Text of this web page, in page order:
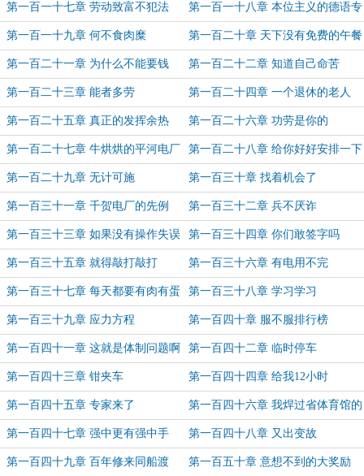
第一百一十七章 劳动致富不犯法 第一百一十八章 本位主义的德语专
家
第一百一十九章 何不食肉糜 第一百二十章 天下没有免费的午餐
第一百二十一章 为什么不能要钱 第一百二十二章 知道自己命苦
第一百二十三章 能者多劳 第一百二十四章 一个退休的老人
第一百二十五章 真正的发挥余热 第一百二十六章 功劳是你的
第一百二十七章 牛烘烘的平河电厂 第一百二十八章 给你好好安排一下
第一百二十九章 无计可施 第一百三十章 找着机会了
第一百三十一章 千贺电厂的先例 第一百三十二章 兵不厌诈
第一百三十三章 如果没有操作失误 第一百三十四章 你们敢签字吗
第一百三十五章 就得敲打敲打 第一百三十六章 有电用不完
第一百三十七章 每天都要有肉有蛋 第一百三十八章 学习学习
第一百三十九章 应力方程 第一百四十章 服不服排行榜
第一百四十一章 这就是体制问题啊 第一百四十二章 临时停车
第一百四十三章 钳夹车 第一百四十四章 给我12小时
第一百四十五章 专家来了 第一百四十六章 我焊过省体育馆的
大梁
第一百四十七章 强中更有强中手 第一百四十八章 又出变故
第一百四十九章 百年修来同船渡 第一百五十章 意想不到的大奖励